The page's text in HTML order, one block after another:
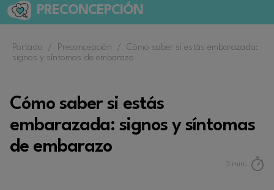
PRECONCEPCIÓN
Portada / Preconcepción / Cómo saber si estás embarazada:
signos y síntomas de embarazo
Cómo saber si estás
embarazada: signos y síntomas
de embarazo
3 min.